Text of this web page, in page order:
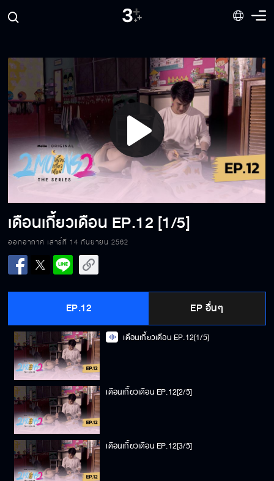
Play
Video
เดือนเกี้ยวเดือน EP.12 [1/5]
ออกอากาศ เสาร์ที่ 14 กันยายน 2562
EP.12 EP อื่นๆ
เดือนเกี้ยวเดือน EP.12[1/5]
เดือนเกี้ยวเดือน EP.12[2/5]
เดือนเกี้ยวเดือน EP.12[3/5]